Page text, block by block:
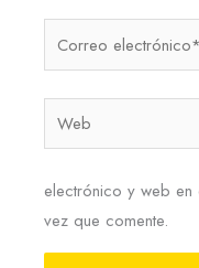
electrónico y web
vez que comente.